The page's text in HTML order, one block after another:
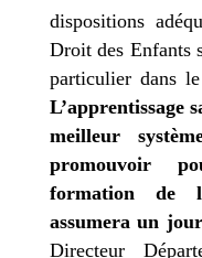
dispositions
Droit des Enfants
particulier dans
L’apprentissage
meilleur
promouvoir
formation de
assumera un
Directeur